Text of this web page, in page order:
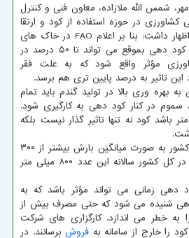
شمس الله ملازاده، معاون فنی و کنترل
کشاورزی در حوزه استفاده از کود و ارتقا
بهره وری در حوزه کشت، اظهار داشت: بنا بر اعلام FAO در خاک های
حاصلخیز با درصد متوسط، کود دهی بموقع می تواند تا ۵۰ درصد در
مؤثر واقع شود که به علت فقر
تاثیر به درصد پایین تری هم برسد.
بهره وری بالا در تولید گندم باید تمام
سموم در کنار کود دهی به کارگیری شود.
زیر ۳۰۰ میلی متر باشد کود نه تنها تاثیر گذار نیست بلکه
وی افزود: در اغلب مناطق کشور به صورت میانگین بارش بیشتر از ۳۰۰
میلی متر در سال است که در کل کشور سالانه این عدد ۸۰۰ میلی متر
دهی زمانی می تواند مؤثر باشد که به
شنیده می شود که حتی مصرف بیش از
خطر می اندازد. کارگزاری های شرکت
را خارج از سامانه به فروشبرسانند. در